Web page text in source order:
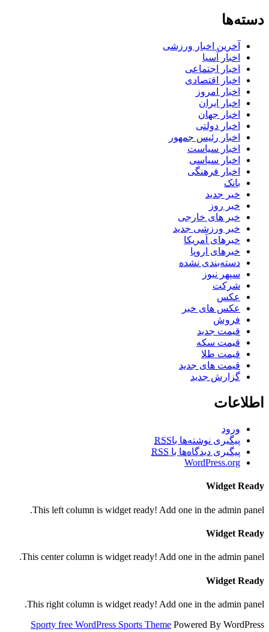
دسته‌ها
آخرین اخبار ورزشی
اخبار آسیا
اخبار اجتماعی
اخبار اقتصادی
اخبار امروز
اخبار ایران
اخبار جهان
اخبار دولتی
اخبار رئیس جمهور
اخبار سیاست
اخبار سیاسی
اخبار فرهنگی
بانک
خبر جدید
خبر روز
خبر های خارجی
خبر ورزشی جدید
خبرهای آمریکا
خبرهای اروپا
دسته‌بندی نشده
سپهر نیوز
شرکت
عکس
عکس های خبر
فروش
قیمت جدید
قیمت سکه
قیمت طلا
قیمت های جدید
گزارش جدید
اطلاعات
ورود
پیگیری نوشته‌ها باRSS
پیگیری دیدگاه‌ها با RSS
WordPress.org
Widget Ready
This left column is widget ready! Add one in the admin panel.
Widget Ready
This center column is widget ready! Add one in the admin panel.
Widget Ready
This right column is widget ready! Add one in the admin panel.
Sporty free WordPress Sports Theme Powered By WordPress